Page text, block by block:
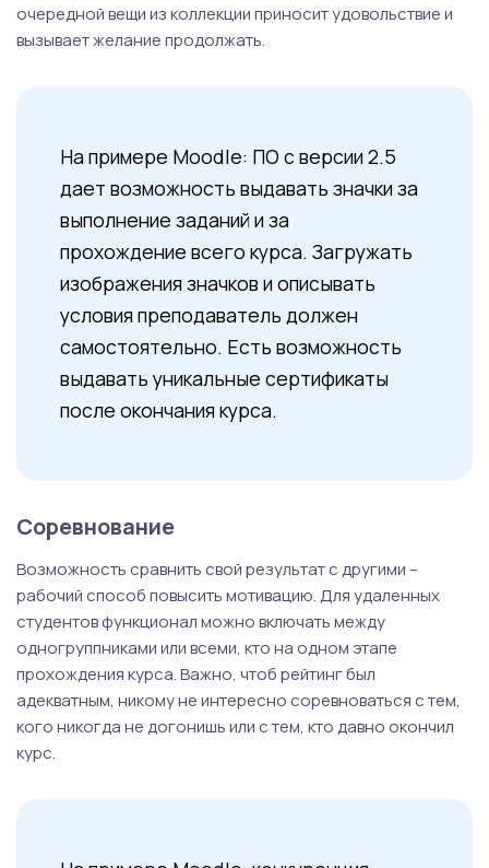
очередной вещи из коллекции приносит удовольствие и
вызывает желание продолжать.
На примере Moodle: ПО с версии 2.5
дает возможность выдавать значки за
выполнение заданий и за
прохождение всего курса. Загружать
изображения значков и описывать
условия преподаватель должен
самостоятельно. Есть возможность
выдавать уникальные сертификаты
после окончания курса.
Соревнование
Возможность сравнить свой результат с другими –
рабочий способ повысить мотивацию. Для удаленных
студентов функционал можно включать между
одногруппниками или всеми, кто на одном этапе
прохождения курса. Важно, чтоб рейтинг был
адекватным, никому не интересно соревноваться с тем,
кого никогда не догонишь или с тем, кто давно окончил
курс.